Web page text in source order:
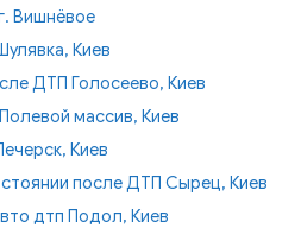
Вишнёвое
Киев
ДТП Голосеево, Киев
массив, Киев
Киев
после ДТП Сырец, Киев
дтп Подол, Киев